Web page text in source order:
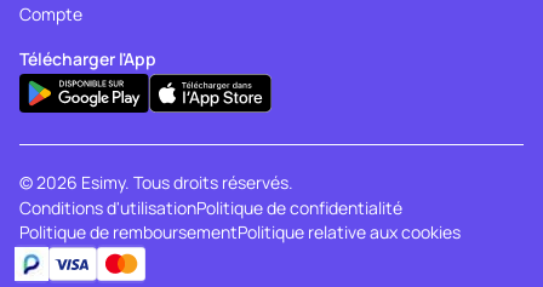
Compte
Télécharger l'App
© 2026 Esimy. Tous droits réservés.
Conditions d'utilisationPolitique de confidentialité
Politique de remboursementPolitique relative aux cookies